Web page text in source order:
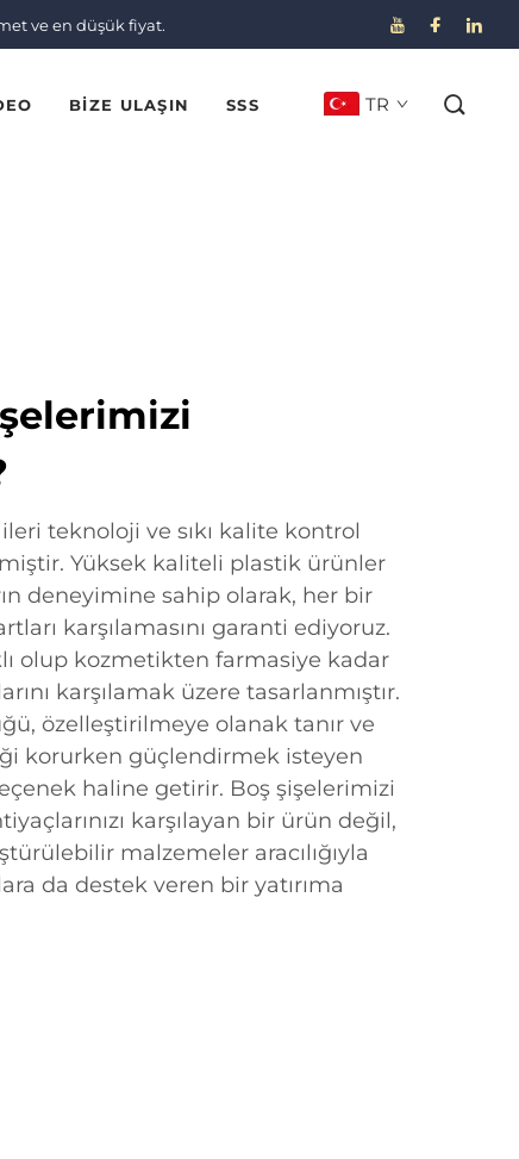
ve en düşük fiyat.
BIZE ULAŞIN SSS TR
teknoloji ve sıkı kalite kontrol
Yüksek kaliteli plastik ürünler
deneyimine sahip olarak, her bir
karşılamasını garanti ediyoruz.
olup kozmetikten farmasiye kadar
karşılamak üzere tasarlanmıştır.
özelleştirilmeye olanak tanır ve
korurken güçlendirmek isteyen
haline getirir. Boş şişelerimizi
karşılayan bir ürün değil,
malzemeler aracılığıyla
da destek veren bir yatırıma